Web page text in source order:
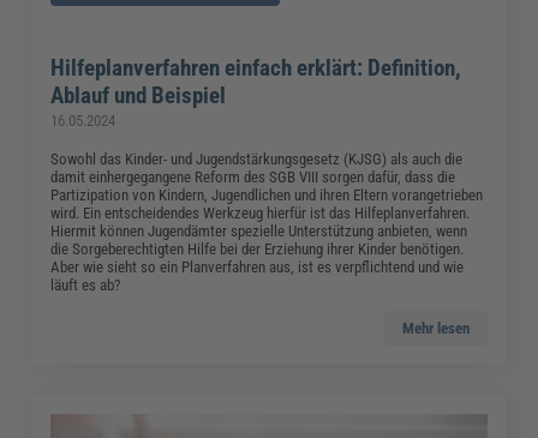
Hilfeplanverfahren einfach erklärt: Definition,
Ablauf und Beispiel
16.05.2024
Sowohl das Kinder- und Jugendstärkungsgesetz (KJSG) als auch die
damit einhergegangene Reform des SGB VIII sorgen dafür, dass die
Partizipation von Kindern, Jugendlichen und ihren Eltern vorangetrieben
wird. Ein entscheidendes Werkzeug hierfür ist das Hilfeplanverfahren.
Hiermit können Jugendämter spezielle Unterstützung anbieten, wenn
die Sorgeberechtigten Hilfe bei der Erziehung ihrer Kinder benötigen.
Aber wie sieht so ein Planverfahren aus, ist es verpflichtend und wie
läuft es ab?
Mehr lesen